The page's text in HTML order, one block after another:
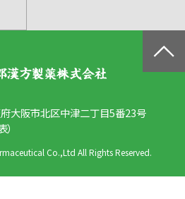
大阪市北区中津二丁目5番23号
Co.,Ltd All Rights Reserved.